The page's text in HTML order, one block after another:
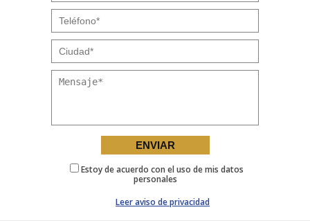
Estoy de acuerdo con el uso de mis datos
personales
Leer aviso de privacidad